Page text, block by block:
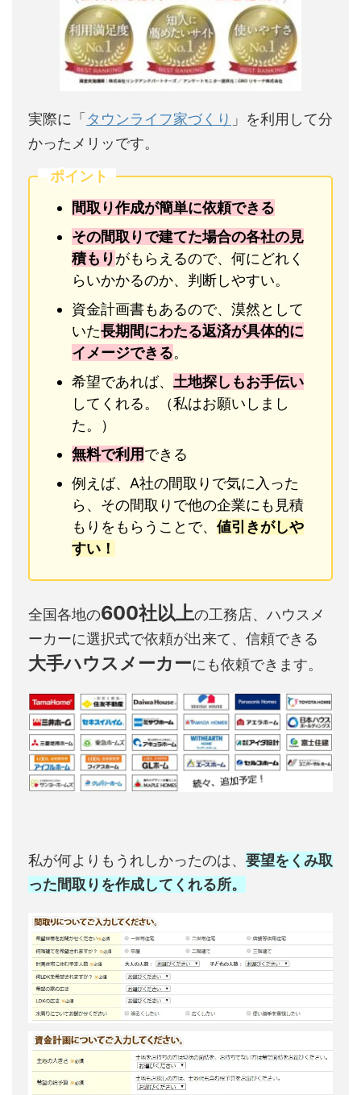
実際に「タウンライフ家づくり 」を利用して分
かったメリッです。
ポイント
間取り作成が簡単に依頼できる
その間取りで建てた場合の各社の見
積もりがもらえるので、何にどれく
らいかかるのか、判断しやすい。
資金計画書もあるので、漠然として
いた長期間にわたる返済が具体的に
イメージできる。
希望であれば、 土地探しもお手伝い
してくれる。（私はお願いしまし
た。）
無料で利用できる
例えば、A社の間取りで気に入った
ら、その間取りで他の企業にも見積
もりをもらうことで、 値引きがしや
すい！
全国各地の600社以上の工務店、ハウスメ
ーカーに選択式で依頼が出来て、信頼できる
大手ハウスメーカーにも依頼できます。
私が何よりもうれしかったのは、 要望をくみ取
った間取りを作成してくれる所。